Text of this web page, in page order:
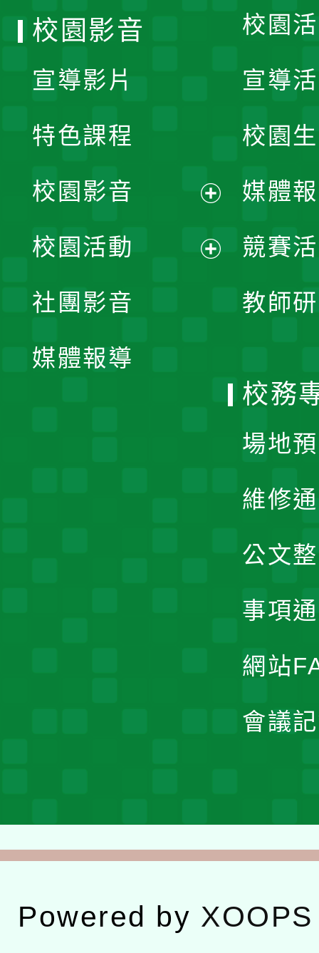
校園
宣導
校園
媒體
競賽
教師
校園影音
宣導影片
特色課程
校園影音
開
校園活動
社團影音
媒體報導
校務
場地
維修
公文
事項
網站
會議
Powered by XOOPS